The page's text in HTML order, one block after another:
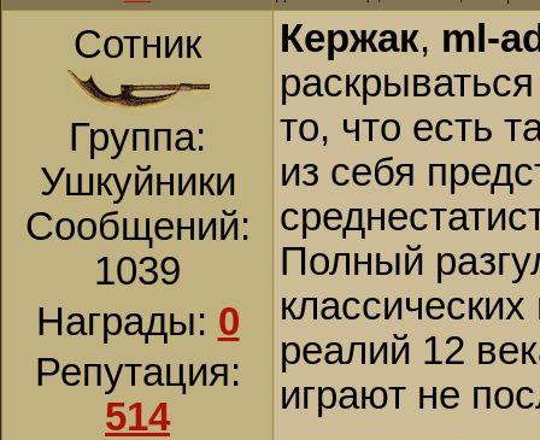
Сотник
Группа:
Ушкуйники
Сообщений:
1039
Награды: 0
Репутация:
514
Кержак, ml-
то, что есть
из себя
Полный
реалий 12
играют не